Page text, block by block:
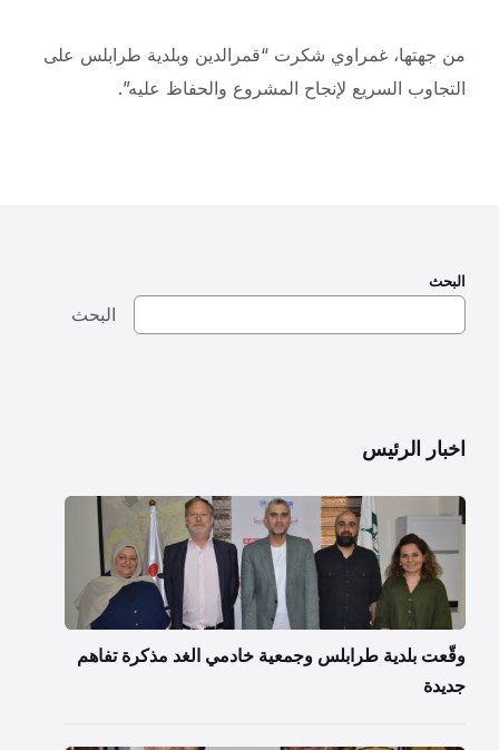
من جهتها، غمراوي شكرت “قمرالدين وبلدية طرابلس على
التجاوب السريع لإنجاح المشروع والحفاظ عليه”.
البحث
البحث
اخبار الرئيس
وقّعت بلدية طرابلس وجمعية خادمي الغد مذكرة تفاهم
جديدة